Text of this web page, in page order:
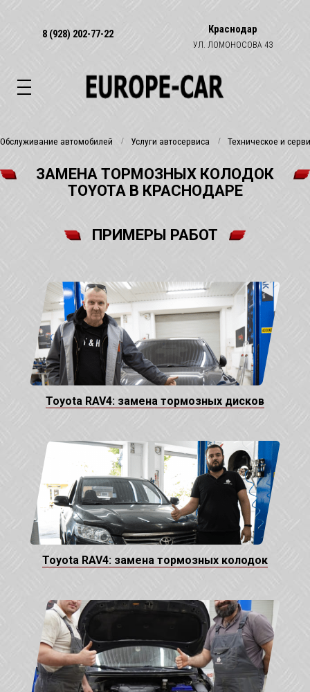
8 (928) 202-77-22 Краснодар
УЛ. ЛОМОНОСОВА 43
Обслуживание автомобилей Услуги автосервиса Техническое и
ЗАМЕНА ТОРМОЗНЫХ КОЛОДОК
TOYOTA В КРАСНОДАРЕ
ПРИМЕРЫ РАБОТ
Toyota RAV4: замена тормозных дисков
Toyota RAV4: замена тормозных колодок